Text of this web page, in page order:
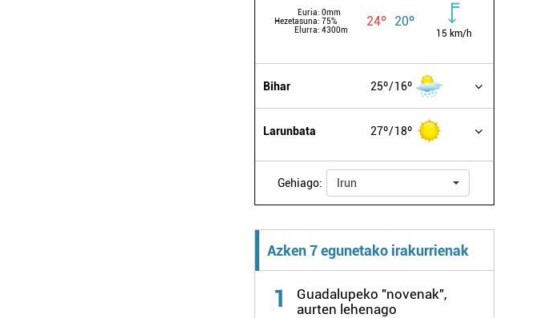
Euria: 0mm
Hezetasuna: 75%
Elurra: 4300m
24º 20º
15 km/h
Bihar 25º 16º
Larunbata 27º 18º
Gehiago: Irun
Azken 7 egunetako irakurrienak
1
Guadalupeko "novenak",
aurten lehenago